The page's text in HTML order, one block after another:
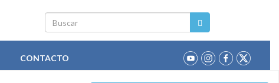
Buscar
CONTACTO